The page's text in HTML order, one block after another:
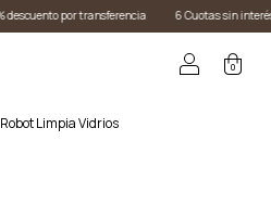
6 Cuotas sin interés con todos los bancos I 15%
0
Robot Limpia Vidrios